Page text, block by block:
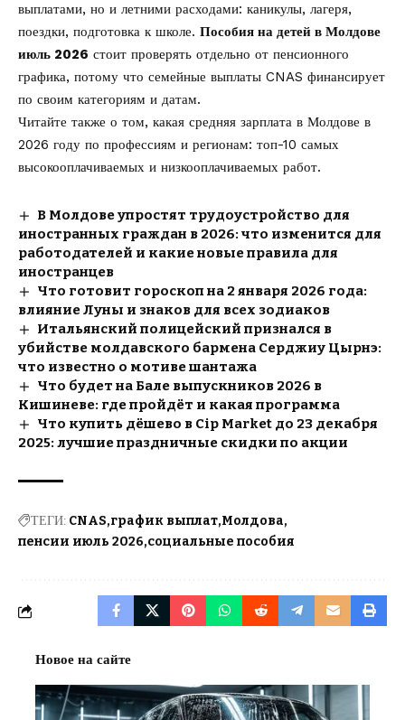
выплатами, но и летними расходами: каникулы, лагеря,
поездки, подготовка к школе. Пособия на детей в Молдове
июль 2026 стоит проверять отдельно от пенсионного
графика, потому что семейные выплаты CNAS финансирует
по своим категориям и датам.
Читайте также о том, какая средняя зарплата в Молдове в
2026 году по профессиям и регионам: топ-10 самых
высокооплачиваемых и низкооплачиваемых работ.
В Молдове упростят трудоустройство для
иностранных граждан в 2026: что изменится для
работодателей и какие новые правила для
иностранцев
Что готовит гороскоп на 2 января 2026 года:
влияние Луны и знаков для всех зодиаков
Итальянский полицейский признался в
убийстве молдавского бармена Серджиу Цырнэ:
что известно о мотиве шантажа
Что будет на Бале выпускников 2026 в
Кишиневе: где пройдёт и какая программа
Что купить дёшево в Cip Market до 23 декабря
2025: лучшие праздничные скидки по акции
ТЕГИ: CNAS график выплат Молдова
пенсии июль 2026 социальные пособия
Новое на сайте